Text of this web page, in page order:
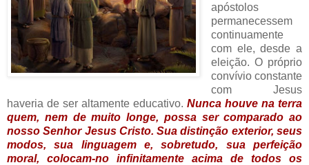
apóstolos
permanecessem
continuamente
com ele, desde a
eleição. O próprio
convívio constante
com Jesus
haveria de ser altamente educativo. Nunca houve na terra
quem, nem de muito longe, possa ser comparado ao
nosso Senhor Jesus Cristo. Sua distinção exterior, seus
modos, sua linguagem e, sobretudo, sua perfeição
moral, colocam-no infinitamente acima de todos os